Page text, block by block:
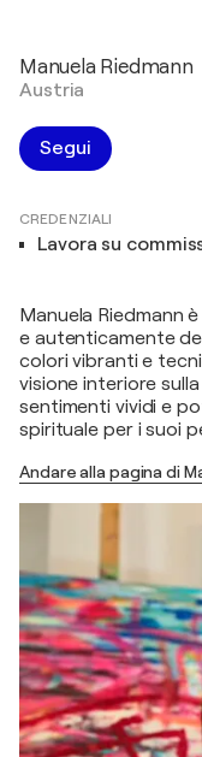
Manuela Riedmann
Austria
Segui
CREDENZIALI
Lavora su
Manuela Riedmann
e autenticamente
colori vibranti e
visione interiore
sentimenti vividi e
spirituale per i suoi
Andare alla pagina di